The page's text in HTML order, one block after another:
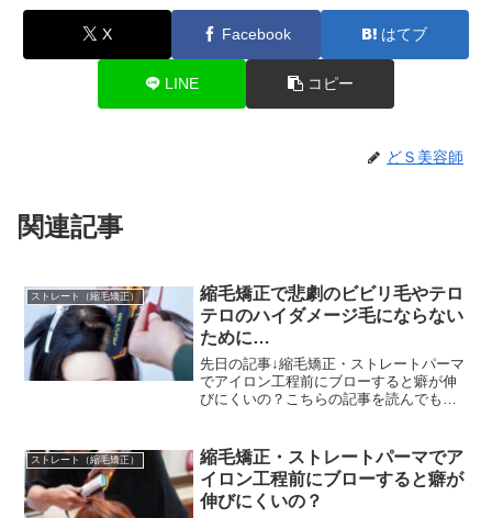
X Facebook はてブ
LINE コピー
どＳ美容師
関連記事
ストレート（縮毛矯正）
縮毛矯正で悲劇のビビリ毛やテロ
テロのハイダメージ毛にならない
ために…
先日の記事↓縮毛矯正・ストレートパーマ
でアイロン工程前にブローすると癖が伸
びにくいの？こちらの記事を読んでもら
毛矯正の件で質問が...
ストレート（縮毛矯正）
縮毛矯正・ストレートパーマでア
イロン工程前にブローすると癖が
伸びにくいの？